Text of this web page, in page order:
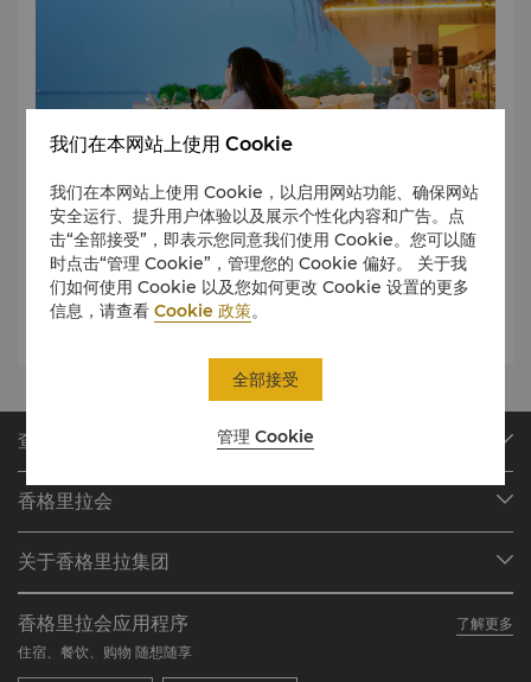
您一边悠然地享受着美酒海鲜，一边在饭店游泳池畔惬意地看
着夕阳徐徐没入大海。巧手名厨纷纷为您现场烹制美味海鲜，
为您带来难忘的海滨用餐体验。
查找或预订
我们的目的地
查找预订
餐厅与酒吧
香格里拉会
加入香格里拉会
常见问题
联络我们
关于香格里拉集团
我们的酒店品牌
香格里拉中心
职业发展
企业社会责任
香格里拉会应用程序
了解更多
住宿、餐饮、购物 随想随享
我们在本网站上使用 Cookie
我们在本网站上使用 Cookie，以启用网站功能、确保网站
安全运行、提升用户体验以及展示个性化内容和广告。点
击“全部接受”，即表示您同意我们使用 Cookie。您可以随
时点击“管理 Cookie”，管理您的 Cookie 偏好。 关于我
们如何使用 Cookie 以及您如何更改 Cookie 设置的更多
信息，请查看Cookie 政策。
管理 Cookie
全部接受